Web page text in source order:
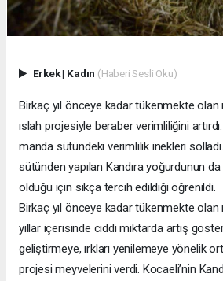
Erkek| Kadın (Haberi Sesli Oku)
Birkaç yıl önceye kadar tükenmekte olan
ıslah projesiyle beraber verimliliğini
manda sütündeki verimlilik inekleri
sütünden yapılan Kandıra yoğurdunun
olduğu için sıkça tercih edildiği öğrenildi.
Birkaç yıl önceye kadar tükenmekte olan
yıllar içerisinde ciddi miktarda artış
geliştirmeye, ırkları yenilemeye yönelik
projesi meyvelerini verdi. Kocaeli’nin